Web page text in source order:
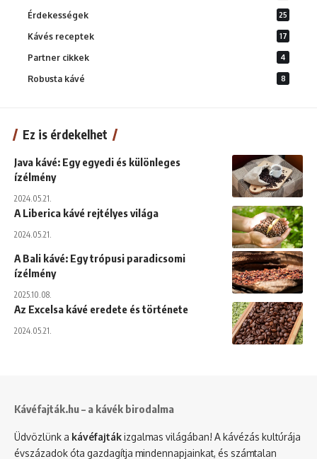
Érdekességek 25
Kávés receptek 17
Partner cikkek 4
Robusta kávé 8
Ez is érdekelhet
Java kávé: Egy egyedi és különleges
ízélmény
2024.05.21.
A Liberica kávé rejtélyes világa
2024.05.21.
A Bali kávé: Egy trópusi paradicsomi
ízélmény
2025.10.08.
Az Excelsa kávé eredete és története
2024.05.21.
Kávéfajták.hu – a kávék birodalma
Üdvözlünk a kávéfajtákizgalmas világában! A kávézás kultúrája
évszázadok óta gazdagítja mindennapjainkat, és számtalan